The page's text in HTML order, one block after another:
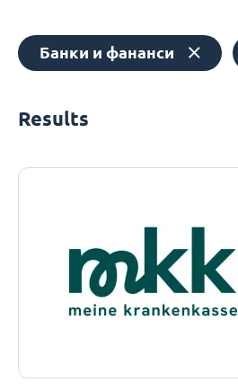
Банки и фананси
Results